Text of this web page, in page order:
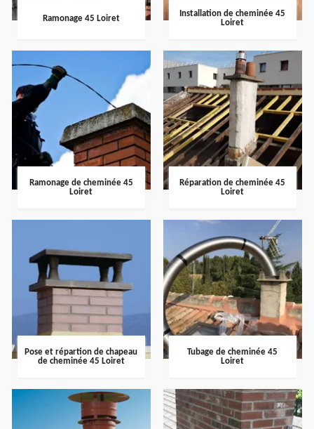
Ramonage 45 Loiret
Installation de cheminée 45
Loiret
Ramonage de cheminée 45
Loiret
Réparation de cheminée 45
Loiret
Pose et répartion de chapeau
de cheminée 45 Loiret
Tubage de cheminée 45
Loiret